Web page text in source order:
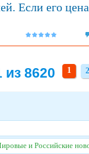
Если его
из 8620 1 2
2
и Российские